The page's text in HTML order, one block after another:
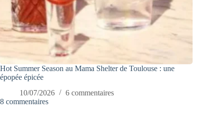
Hot Summer Season au Mama Shelter de Toulouse : une
épopée épicée
10/07/2026
6 commentaires
8 commentaires